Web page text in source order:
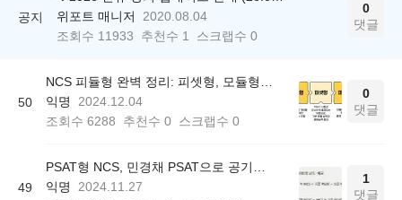
공지
위포트 매니저
2020.08.04
조회수 11933 추천수 1 스크랩수 0
0
댓글
50
익명
2024.12.04
조회수 6288 추천수 0 스크랩수 0
0
댓글
49
익명
2024.11.27
1
댓글